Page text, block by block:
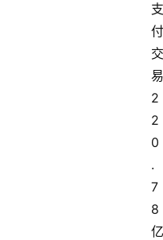
支
付
交
易
2
2
0
.
7
8
亿